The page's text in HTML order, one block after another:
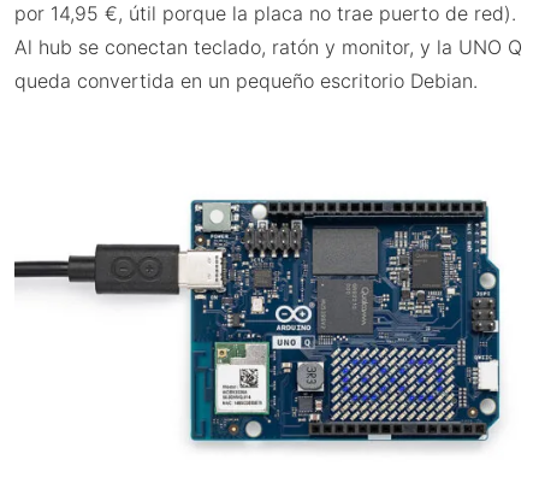
por 14,95 €, útil porque la placa no trae puerto de red).
Al hub se conectan teclado, ratón y monitor, y la UNO Q
queda convertida en un pequeño escritorio Debian.